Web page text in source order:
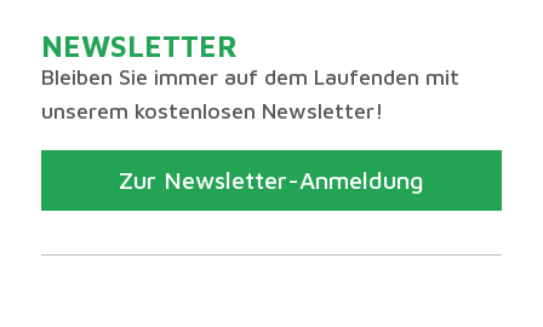
NEWSLETTER
Bleiben Sie immer auf dem Laufenden mit
unserem kostenlosen Newsletter!
Zur Newsletter-Anmeldung